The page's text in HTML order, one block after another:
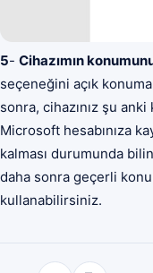
5- Cihazımın
seçeneğini açık
sonra, cihazınız şu
Microsoft hesabınıza
kalması durumunda
daha sonra geçerli
kullanabilirsiniz.